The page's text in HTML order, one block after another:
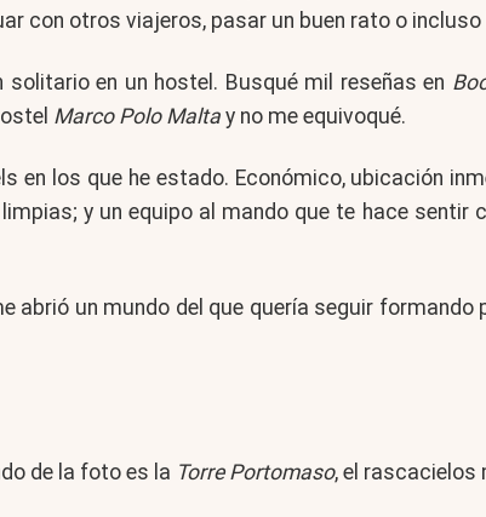
con otros viajeros, pasar un buen rato o
en un hostel. Busqué mil reseñas en
Marco Polo Malta y no me equivoqué.
en los que he estado. Económico, ubicación
y un equipo al mando que te hace sentir
abrió un mundo del que quería seguir
de la foto es la Torre Portomaso, el rascacielos